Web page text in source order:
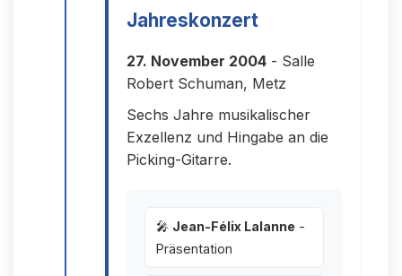
Jahreskonzert
27. November 2004 - Salle
Robert Schuman, Metz
Sechs Jahre musikalischer
Exzellenz und Hingabe an die
Picking-Gitarre.
🎤 Jean-Félix Lalanne -
Präsentation